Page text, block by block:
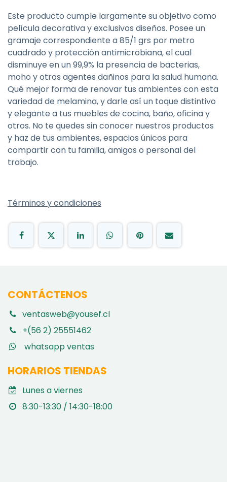
Este producto cumple largamente su objetivo como
película decorativa y exclusivos diseños. Posee un
gramaje correspondiente a 85/1 grs por metro
cuadrado y protección antimicrobiana, el cual
disminuye en un 99,9% la presencia de bacterias,
moho y otros agentes dañinos para la salud humana.
Qué mejor forma de renovar tus ambientes con esta
variedad de melamina, y darle así un toque distintivo
y elegante a tus muebles de cocina, baño, oficina y
otros. No te quedes sin conocer nuestros productos
y haz de tus ambientes, espacios únicos para
compartir con tu familia, amigos o personal del
trabajo.
Términos y condiciones
CONTÁCTENOS
ventasweb@yousef.cl
+(56 2) 25551462
whatsapp ventas
HORARIOS TIENDAS
Lunes a viernes
8:30-13:30 / 14:30-18:00